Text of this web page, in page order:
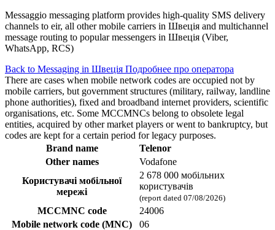
Messaggio messaging platform provides high-quality SMS delivery
channels to eir, all other mobile carriers in Швеція and multichannel
message routing to popular messengers in Швеція (Viber,
WhatsApp, RCS)
Back to Messaging in Швеція Подробнее про оператора
There are cases when mobile network codes are occupied not by
mobile carriers, but government structures (military, railway, landline
phone authorities), fixed and broadband internet providers, scientific
organisations, etc. Some MCCMNCs belong to obsolete legal
entities, acquired by other market players or went to bankruptcy, but
codes are kept for a certain period for legacy purposes.
Brand name
Telenor
Other names
Vodafone
Користувачі мобільної
мережі
2 678 000 мобільних
користувачів
(report dated 07/08/2026)
MCCMNC code
24006
Mobile network code (MNC)
06